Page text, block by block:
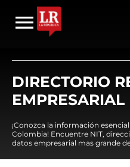
DIRECTORIO
EMPRESARIAL
¡Conozca la información
Colombia! Encuentre NIT,
datos empresarial mas grande